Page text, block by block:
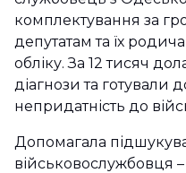
комплектування за
депутатам та їх
обліку. За 12 тисяч
діагнози та готували
непридатність до
Допомагала
військовослужбовця